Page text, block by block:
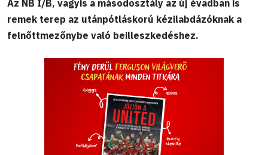
Az NB I/B, vagyis a másodosztály az új évadban is
remek terep az utánpótláskorú kézilabdázóknak a
felnőttmezőnybe való beilleszkedéshez.